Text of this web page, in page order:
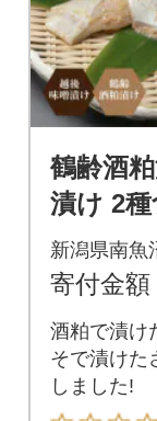
鶴齢酒
漬け 2
だら さ
切れ 漬
新潟県南魚
寄付金額
酒粕で漬け
そで漬けた
しました!